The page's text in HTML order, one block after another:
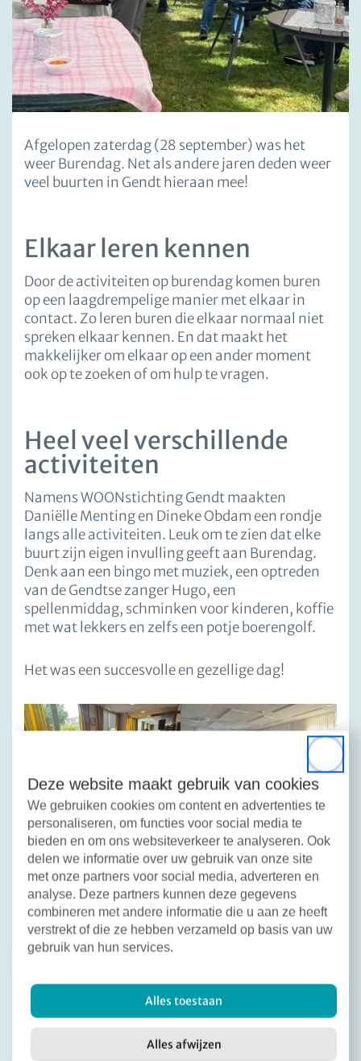
Close
Deze website maakt gebruik van cookies
We gebruiken cookies om content en advertenties te
personaliseren, om functies voor social media te
bieden en om ons websiteverkeer te analyseren. Ook
delen we informatie over uw gebruik van onze site
met onze partners voor social media, adverteren en
analyse. Deze partners kunnen deze gegevens
combineren met andere informatie die u aan ze heeft
verstrekt of die ze hebben verzameld op basis van uw
gebruik van hun services.
Alles toestaan
Alles afwijzen
Afgelopen zaterdag (28 september) was het
weer Burendag. Net als andere jaren deden weer
veel buurten in Gendt hieraan mee!
Elkaar leren kennen
Door de activiteiten op burendag komen buren
op een laagdrempelige manier met elkaar in
contact. Zo leren buren die elkaar normaal niet
spreken elkaar kennen. En dat maakt het
makkelijker om elkaar op een ander moment
ook op te zoeken of om hulp te vragen.
Heel veel verschillende
activiteiten
Namens WOONstichting Gendt maakten
Daniëlle Menting en Dineke Obdam een rondje
langs alle activiteiten. Leuk om te zien dat elke
buurt zijn eigen invulling geeft aan Burendag.
Denk aan een bingo met muziek, een optreden
van de Gendtse zanger Hugo, een
spellenmiddag, schminken voor kinderen, koffie
met wat lekkers en zelfs een potje boerengolf.
Het was een succesvolle en gezellige dag!
Email
Terug naar overzicht